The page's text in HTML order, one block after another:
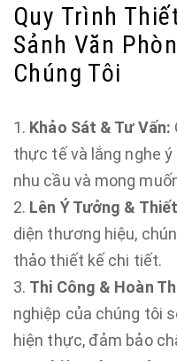
Quy Trình
Sảnh Văn
Chúng Tôi
Khảo Sát & Tư Vấn:
thực tế và lắng nghe
nhu cầu và mong
Lên Ý Tưởng &
diện thương hiệu,
thảo thiết kế chi tiết.
Thi Công & Hoàn
nghiệp của chúng tôi
hiện thực, đảm bảo